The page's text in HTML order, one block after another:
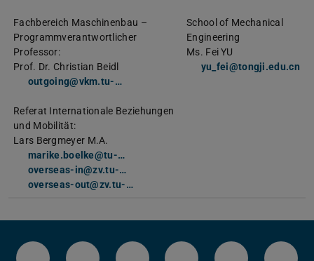
Fachbereich Maschinenbau –
Programmverantwortlicher
Professor:
Prof. Dr. Christian Beidl
outgoing@vkm.tu-…
Referat Internationale Beziehungen
und Mobilität:
Lars Bergmeyer M.A.
marike.boelke@tu-…
overseas-in@zv.tu-…
overseas-out@zv.tu-…
School of Mechanical
Engineering
Ms. Fei YU
yu_fei@tongji.edu.cn